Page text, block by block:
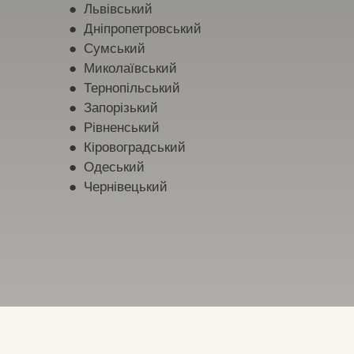
● Львівський
● Дніпропетровський
● Сумський
● Миколаївський
● Тернопільський
● Запорізький
● Рівненський
● Кіровоградський
● Одеський
● Чернівецький